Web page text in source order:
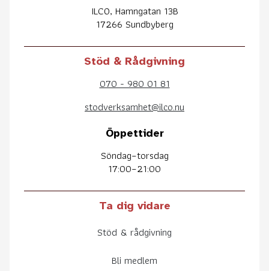
ILCO, Hamngatan 13B
17266 Sundbyberg
Stöd & Rådgivning
070 - 980 01 81
stodverksamhet@ilco.nu
Öppettider
Söndag–torsdag
17:00–21:00
Ta dig vidare
Stöd & rådgivning
Bli medlem